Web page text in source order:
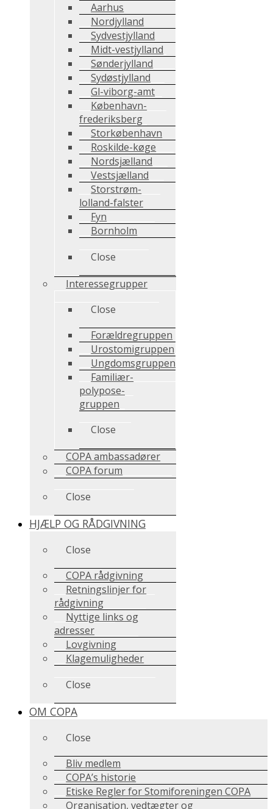
Aarhus
Nordjylland
Sydvestjylland
Midt-vestjylland
Sønderjylland
Sydøstjylland
Gl-viborg-amt
København-
frederiksberg
Storkøbenhavn
Roskilde-køge
Nordsjælland
Vestsjælland
Storstrøm-
lolland-falster
Fyn
Bornholm
Close
Interessegrupper
Close
Forældregruppen
Urostomigruppen
Ungdomsgruppen
Familiær-
polypose-
gruppen
Close
COPA ambassadører
COPA forum
Close
HJÆLP OG RÅDGIVNING
Close
COPA rådgivning
Retningslinjer for
rådgivning
Nyttige links og
adresser
Lovgivning
Klagemuligheder
Close
OM COPA
Close
Bliv medlem
COPA’s historie
Etiske Regler for Stomiforeningen COPA
Organisation, vedtægter og